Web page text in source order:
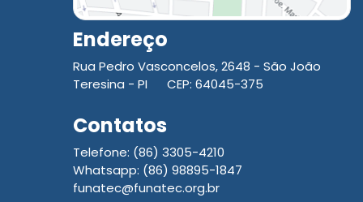
Endereço
Rua Pedro Vasconcelos, 2648 - São João
Teresina - PI CEP: 64045-375
Contatos
Telefone: (86) 3305-4210
Whatsapp: (86) 98895-1847
funatec@funatec.org.br